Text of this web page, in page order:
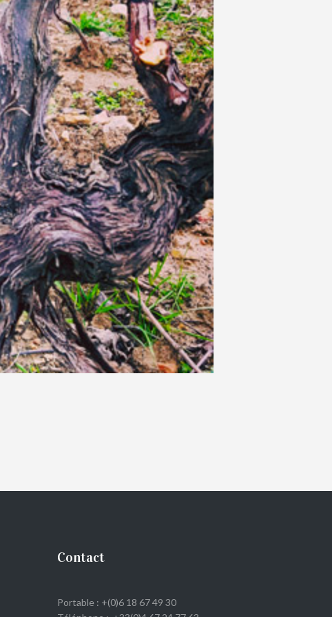
Contact
Portable : +(0)6 18 67 49 30